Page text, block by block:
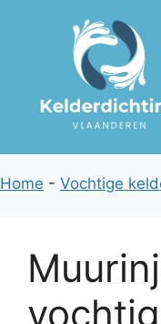
Home - Vochtige